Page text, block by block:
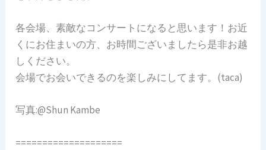
各会場、素敵なコンサートになると思います！お近
くにお住まいの方、お時間ございましたら是非お越
しください。
会場でお会いできるのを楽しみにしてます。(taca)
写真:@Shun Kambe
====================